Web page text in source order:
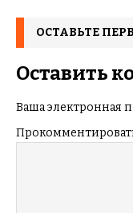
ОСТАВЬТЕ
Оставить
Ваша электронная